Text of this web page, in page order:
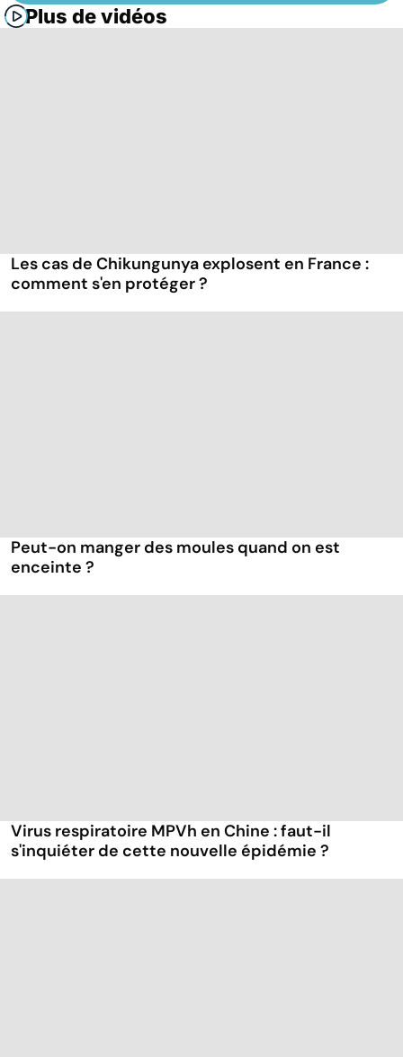
Plus de vidéos
Les cas de Chikungunya explosent en France :
comment s'en protéger ?
Peut-on manger des moules quand on est
enceinte ?
Virus respiratoire MPVh en Chine : faut-il
s'inquiéter de cette nouvelle épidémie ?